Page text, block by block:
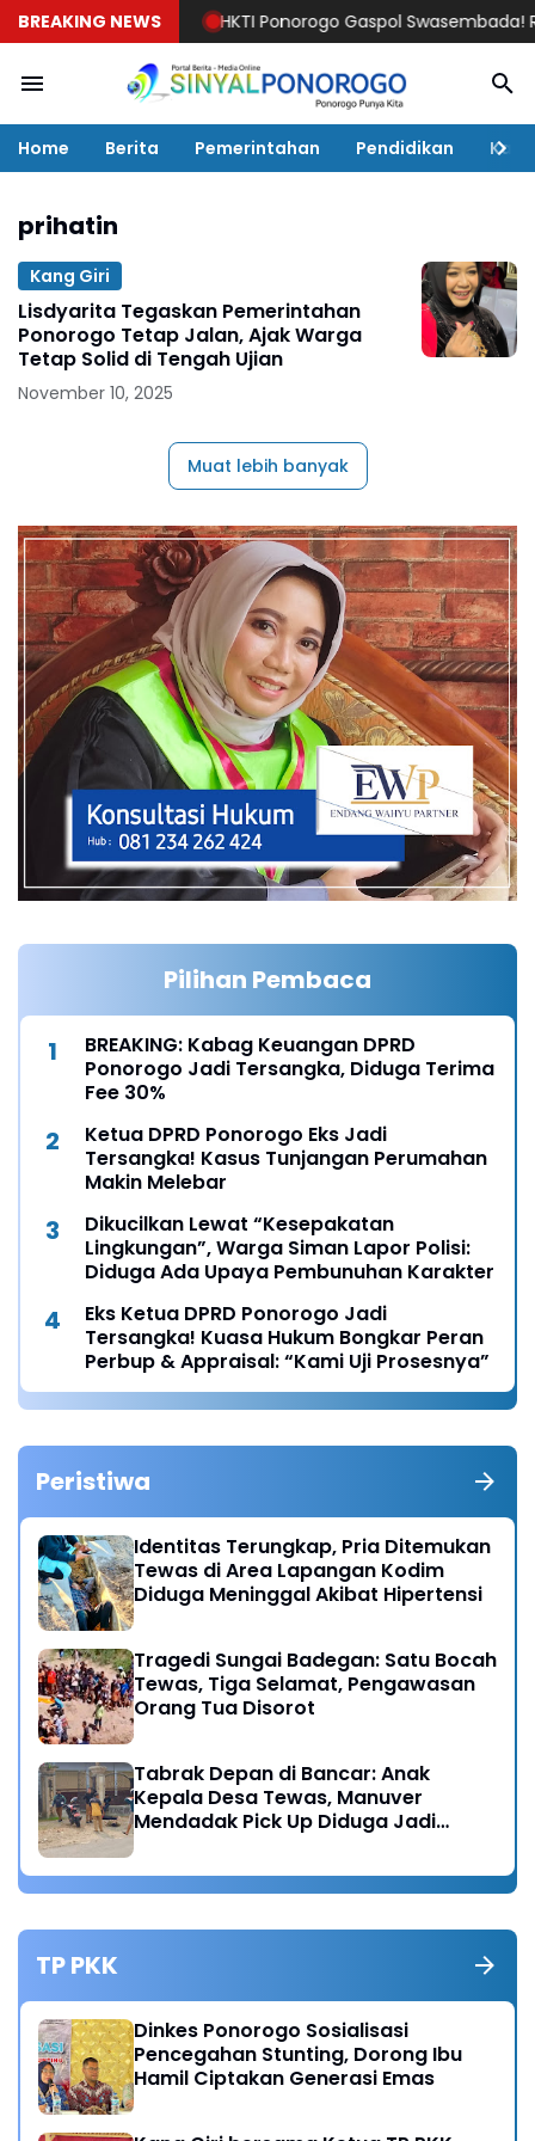
BREAKING NEWS HKTI Ponorogo Gaspol Swasembada!
Home Berita Pemerintahan Pendidikan
prihatin
Kang Giri
Lisdyarita Tegaskan Pemerintahan
Ponorogo Tetap Jalan, Ajak Warga
Tetap Solid di Tengah Ujian
November 10, 2025
Muat lebih banyak
Pilihan Pembaca
BREAKING: Kabag Keuangan DPRD
Ponorogo Jadi Tersangka, Diduga Terima
Fee 30%
Ketua DPRD Ponorogo Eks Jadi
Tersangka! Kasus Tunjangan Perumahan
Makin Melebar
Dikucilkan Lewat “Kesepakatan
Lingkungan”, Warga Siman Lapor Polisi:
Diduga Ada Upaya Pembunuhan Karakter
Eks Ketua DPRD Ponorogo Jadi
Tersangka! Kuasa Hukum Bongkar Peran
Perbup & Appraisal: “Kami Uji Prosesnya”
Peristiwa
Identitas Terungkap, Pria Ditemukan
Tewas di Area Lapangan Kodim
Diduga Meninggal Akibat Hipertensi
Tragedi Sungai Badegan: Satu Bocah
Tewas, Tiga Selamat, Pengawasan
Orang Tua Disorot
Tabrak Depan di Bancar: Anak
Kepala Desa Tewas, Manuver
Mendadak Pick Up Diduga Jadi
TP PKK
Dinkes Ponorogo Sosialisasi
Pencegahan Stunting, Dorong Ibu
Hamil Ciptakan Generasi Emas